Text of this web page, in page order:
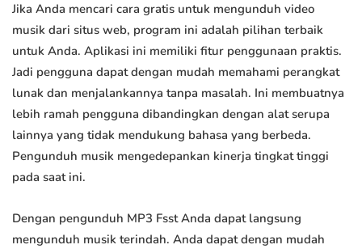
Jika Anda mencari cara gratis untuk mengunduh video
musik dari situs web, program ini adalah pilihan terbaik
untuk Anda. Aplikasi ini memiliki fitur penggunaan praktis.
Jadi pengguna dapat dengan mudah memahami perangkat
lunak dan menjalankannya tanpa masalah. Ini membuatnya
lebih ramah pengguna dibandingkan dengan alat serupa
lainnya yang tidak mendukung bahasa yang berbeda.
Pengunduh musik mengedepankan kinerja tingkat tinggi
pada saat ini.
Dengan pengunduh MP3 Fsst Anda dapat langsung
mengunduh musik terindah. Anda dapat dengan mudah